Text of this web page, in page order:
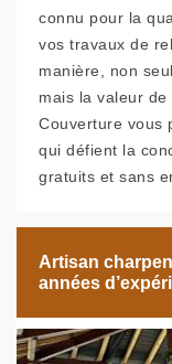
connu pour la
vos travaux de
manière, non
mais la valeur
Couverture vous
qui défient la
gratuits et sans
Artisan
années